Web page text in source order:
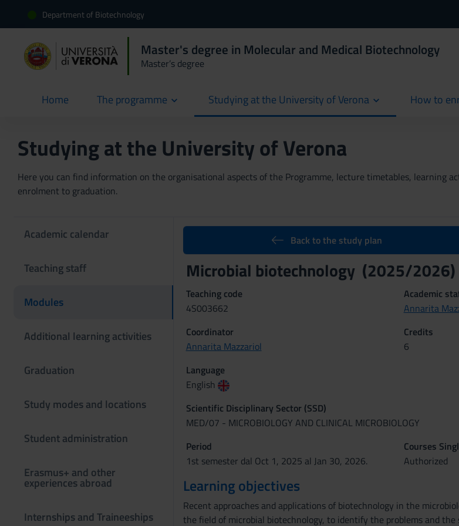
Department of Biotechnology
Master's degree in Molecular and Medical Biotechnology
Master’s degree
Home
current The programme Studying at the University of Verona How to
Studying at the University of Verona
Here you can find information on the organisational aspects of the Programme, lecture timetables, learning
enrolment to graduation.
Academic calendar
Teaching staff
Modules
Additional learning activities
Graduation
Study modes and locations
Student administration
Erasmus+ and other
experiences abroad
Internships and Traineeships
Back to the study plan
Microbial biotechnology (2025/2026)
Teaching code
4S003662
Academic
Annarita
Coordinator
Annarita Mazzariol
Credits
6
Language
English
Scientific Disciplinary Sector (SSD)
MED/07 - MICROBIOLOGY AND CLINICAL MICROBIOLOGY
Period
1st semester dal Oct 1, 2025 al Jan 30, 2026.
Courses
Authorized
Learning objectives
Recent approaches and applications of biotechnology in the
the field of microbial biotechnology, to identify the problems and